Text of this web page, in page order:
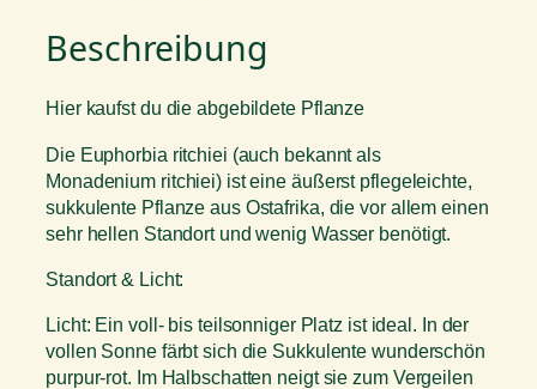
b
a
i
t
c
h
e
M
e
Beschreibung
Hier kaufst du die abgebildete Pflanze
Die Euphorbia ritchiei (auch bekannt als
Monadenium ritchiei) ist eine äußerst pflegeleichte,
sukkulente Pflanze aus Ostafrika, die vor allem einen
sehr hellen Standort und wenig Wasser benötigt.
Standort & Licht:
Licht: Ein voll- bis teilsonniger Platz ist ideal. In der
vollen Sonne färbt sich die Sukkulente wunderschön
purpur-rot. Im Halbschatten neigt sie zum Vergeilen